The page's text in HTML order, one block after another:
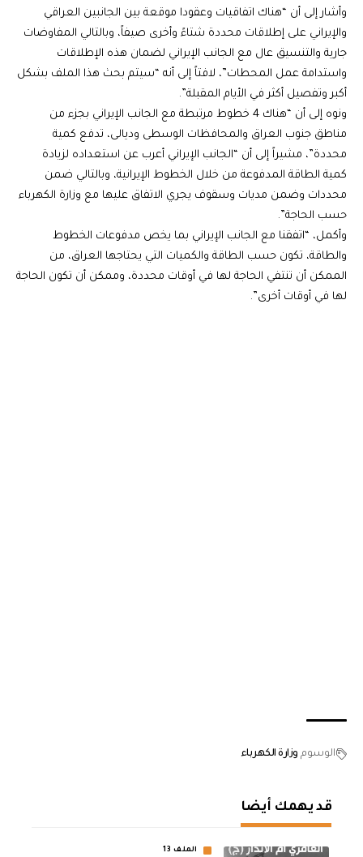
وأشار إلى أن “هناك اتفاقيات وعقودا موقعة بين الجانبين العراقي
والإيراني على إطلاقات محددة شتاءً وأخرى صيفاً، وبالتالي المفاوضات
جارية والتنسيق عال مع الجانب الإيراني لضمان هذه الإطلاقات
واستدامة عمل المحطات”، لافتاً إلى أنه “سيتم بحث هذا الملف بشكل
أكبر وتفصيل أكثر في الأيام المقبلة”.
ونوه إلى أن “هناك 4 خطوط مرتبطة مع الجانب الإيراني بجزء من
مناطق جنوب العراق والمحافظات الوسطى وديالى، تدفع كمية
محددة”، مشيراً إلى أن “الجانب الإيراني أعرب عن استعداده لزيادة
كمية الطاقة المدفوعة من خلال الخطوط الإيرانية، وبالتالي ضمن
محددات وضمن مديات وسقوف يجري الاتفاق عليها مع وزارة الكهرباء
حسب الحاجة”.
وأكمل، “اتفقنا مع الجانب الإيراني بما يخص مدفوعات الخطوط
والطاقة، تكون حسب الطاقة والكميات التي يحتاجها العراق، من
الممكن أن تنتفي الحاجة لها في أوقات محددة، وممكن أن تكون الحاجة
لها في أوقات أخرى”.
الوسوم وزارة الكهرباء
قد يهمك أيضا
الملف 13